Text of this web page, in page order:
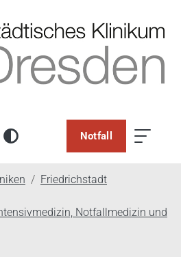
Notfall
Friedrichstadt
Notfallmedizin und